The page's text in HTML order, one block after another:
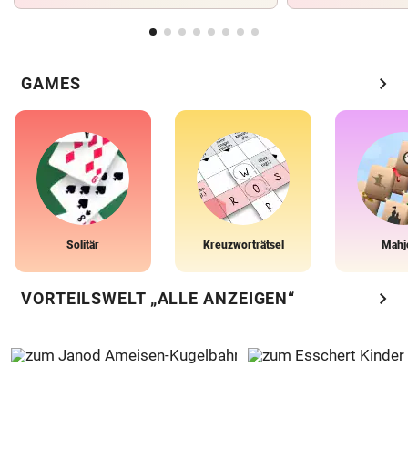
GAMES chevron_right
Solitär Kreuzworträtsel
VORTEILSWELT „ALLE ANZEIGEN“ chevron_right